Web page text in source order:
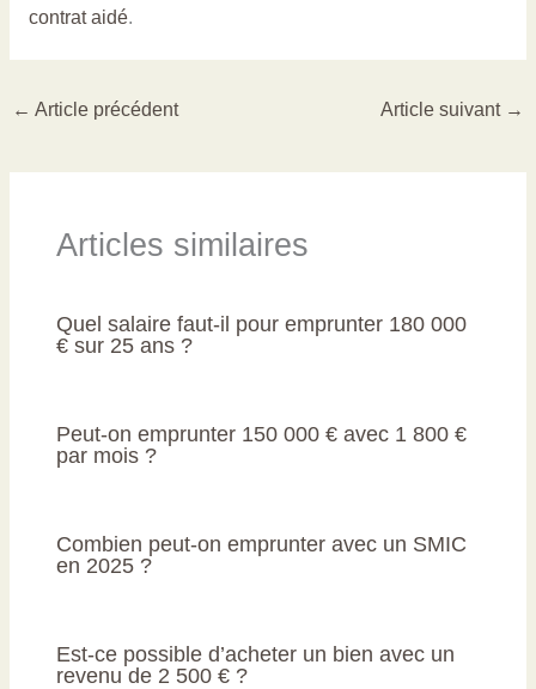
contrat aidé.
← Article précédent Article suivant →
Articles similaires
Quel salaire faut-il pour emprunter 180 000
€ sur 25 ans ?
Peut-on emprunter 150 000 € avec 1 800 €
par mois ?
Combien peut-on emprunter avec un SMIC
en 2025 ?
Est-ce possible d’acheter un bien avec un
revenu de 2 500 € ?